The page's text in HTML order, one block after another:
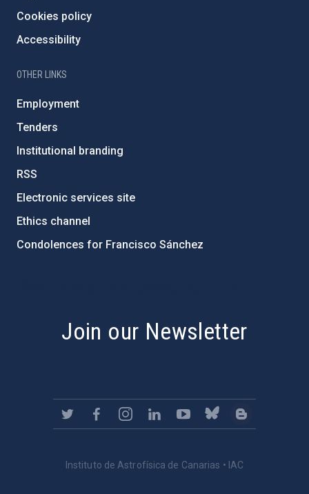
Cookies policy
Accessibility
OTHER LINKS
Employment
Tenders
Institutional branding
RSS
Electronic services site
Ethics channel
Condolences for Francisco Sánchez
Join our Newsletter
Instituto de Astrofísica de Canarias • IAC